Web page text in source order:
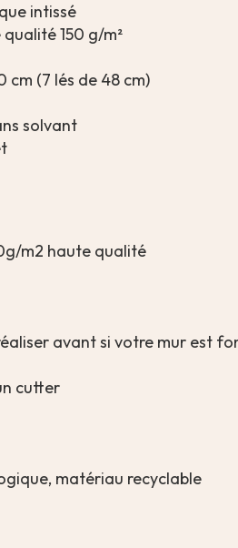
intissé
150 g/m²
cm (7 lés de 48 cm)
solvant
m2 haute qualité
avant si votre mur est
cutter
matériau recyclable